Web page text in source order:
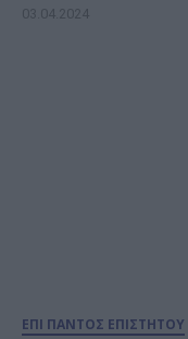
03.04.2024
ΕΠΙ ΠΑΝΤΟΣ ΕΠΙΣΤΗΤΟΥ